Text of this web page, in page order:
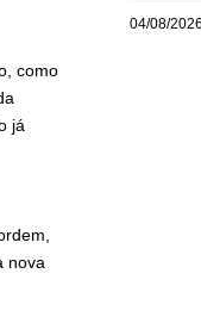
como
já
nova
04/08/